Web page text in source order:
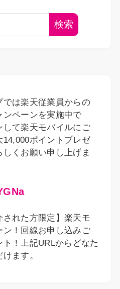
検索
は楽天従業員からの
ペーンを実施中で
て楽天モバイルにご
ポイントプレゼ
くお願い申し上げま
された方限定】楽天モ
！回線お申し込みご
！上記URLからどなた
ます。